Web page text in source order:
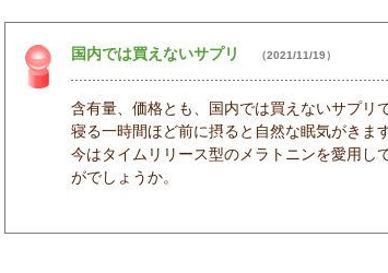
国内では買えないサプリ （2021/11/19）
含有量、価格とも、国内では買えないサプリで
寝る一時間ほど前に摂ると自然な眠気がきます
今はタイムリリース型のメラトニンを愛用し
がでしょうか。